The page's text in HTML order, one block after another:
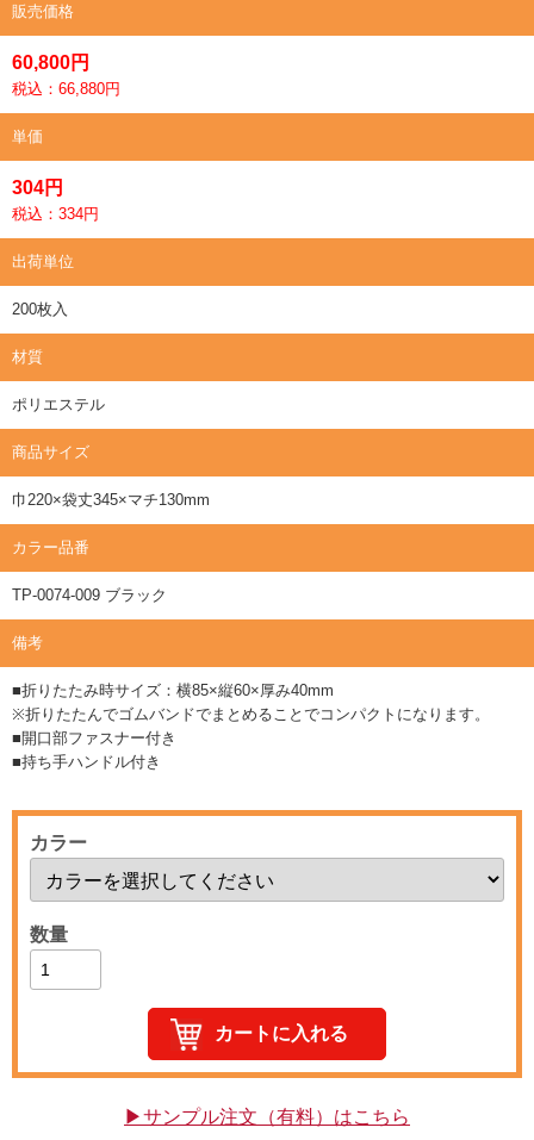
販売価格
60,800円
税込：66,880円
単価
304円
税込：334円
出荷単位
200枚入
材質
ポリエステル
商品サイズ
巾220×袋丈345×マチ130mm
カラー品番
TP-0074-009 ブラック
備考
■折りたたみ時サイズ：横85×縦60×厚み40mm
※折りたたんでゴムバンドでまとめることでコンパクトになります。
■開口部ファスナー付き
■持ち手ハンドル付き
カラー
数量
▶サンプル注文（有料）はこちら